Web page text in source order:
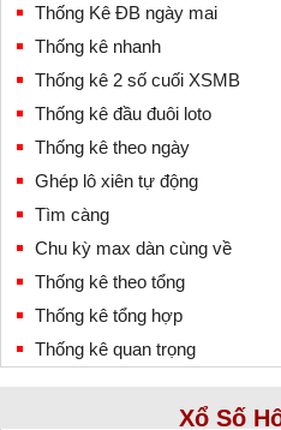
Thống Kê ĐB ngày mai
Thống kê nhanh
Thống kê 2 số cuối XSMB
Thống kê đầu đuôi loto
Thống kê theo ngày
Ghép lô xiên tự động
Tìm càng
Chu kỳ max dàn cùng về
Thống kê theo tổng
Thống kê tổng hợp
Thống kê quan trọng
Xổ Số